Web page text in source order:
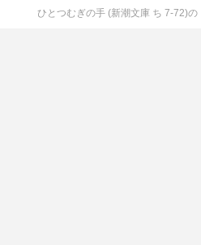
ひとつむぎの手 (新潮文庫 ち 7-72)の